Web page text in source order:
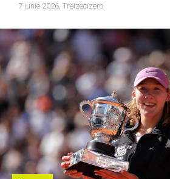
7 iunie 2026, Treizecizero